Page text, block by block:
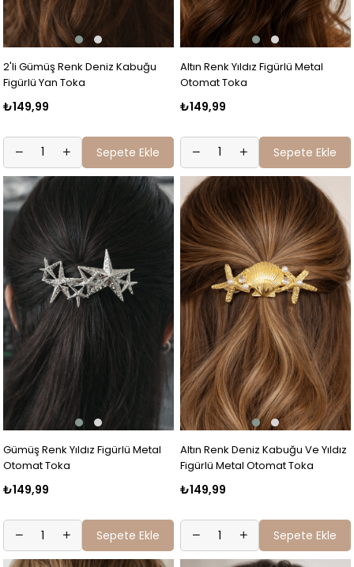
2'li Gümüş Renk Deniz Kabuğu
Figürlü Yan Toka
₺149,99
Sepete Ekle
Altın Renk Yıldız Figürlü Metal
Otomat Toka
₺149,99
Sepete Ekle
Gümüş Renk Yıldız Figürlü Metal
Otomat Toka
₺149,99
Sepete Ekle
Altın Renk Deniz Kabuğu Ve Yıldız
Figürlü Metal Otomat Toka
₺149,99
Sepete Ekle